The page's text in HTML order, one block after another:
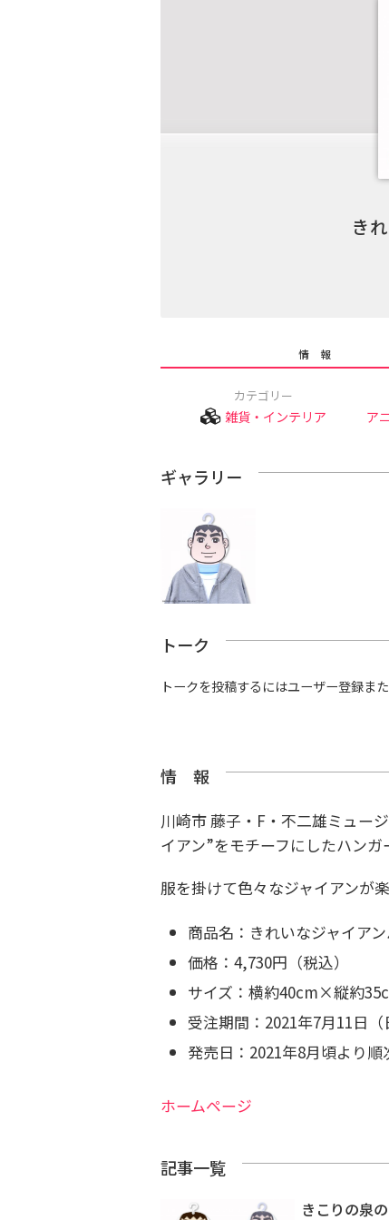
き
情 報
カテゴリー
雑貨・インテリア ア
ギャラリー
トーク
トークを投稿するにはユーザー登録ま
情 報
川崎市 藤子・F・不二雄ミュー
イアン”をモチーフにしたハンガ
服を掛けて色々なジャイアンが楽
商品名：きれいなジャイア
価格：4,730円（税込）
サイズ：横約40cm×縦約
受注期間：2021年7月11日（
発売日：2021年8月頃より順
ホームページ
記事一覧
きこりの泉